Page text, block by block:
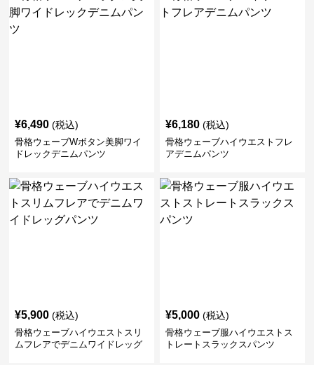
¥6,490 (税込)
骨格ウェーブWボタン美脚ワイ
ドレックデニムパンツ
¥6,180 (税込)
骨格ウェーブハイウエストフレ
アデニムパンツ
¥5,900 (税込)
骨格ウェーブハイウエストスリ
ムフレアでデニムワイドレッグ
¥5,000 (税込)
骨格ウェーブ服ハイウエストス
トレートスラックスパンツ